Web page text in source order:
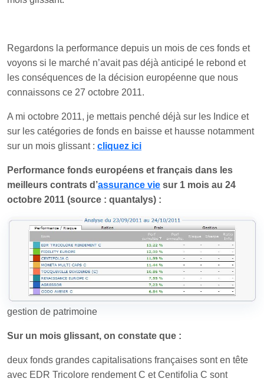
Regardons la performance depuis un mois de ces fonds et
voyons si le marché n’avait pas déjà anticipé le rebond et
les conséquences de la décision européenne que nous
connaissons ce 27 octobre 2011.
A mi octobre 2011, je mettais penché déjà sur les Indice et
sur les catégories de fonds en baisse et hausse notamment
sur un mois glissant : cliquez ici
Performance fonds européens et français dans les
meilleurs contrats d’assurance vie sur 1 mois au 24
octobre 2011 (source : quantalys) :
gestion de patrimoine
Sur un mois glissant, on constate que :
deux fonds grandes capitalisations françaises sont en tête
avec EDR Tricolore rendement C et Centifolia C sont